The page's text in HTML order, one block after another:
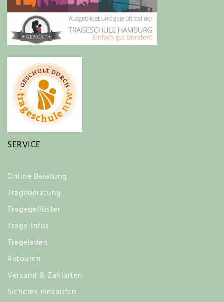
SERVICE
Online Beratung
Trageberatung
Tragegeflüster
Trage-Infos
Trageladen
Retouren
Versand & Zahlarten
Sicheres Einkaufen